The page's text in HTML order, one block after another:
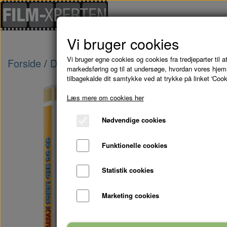
Forside Danske Film OP OG NED LANGS
Vi bruger cookies
Vi bruger egne cookies og cookies fra tredjeparter til
markedsføring og til at undersøge, hvordan vores
tilbagekalde dit samtykke ved at trykke på linket
Læs mere om cookies her
Nødvendige cookies
Funktionelle cookies
Statistik cookies
Marketing cookies